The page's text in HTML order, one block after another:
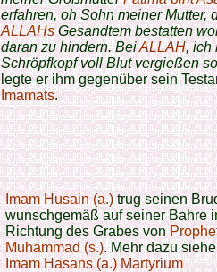
erfahren, oh Sohn meiner Mutter,
ALLAHsGesandtem bestatten
daran zu hindern. BeiALLAH, ich
Schröpfkopf voll Blut vergießen
legte er ihm gegenüber sein
Imamats.
Imam Husain (a.)trug seinen
wunschgemäß auf seiner Bahre
Richtung des Grabes von
Muhammad (s.). Mehr dazu
Imam Hasans (a.) Martyrium